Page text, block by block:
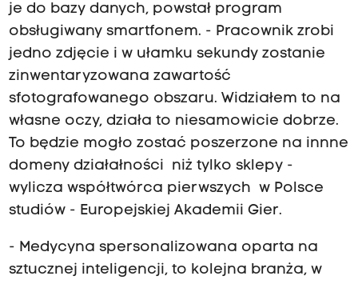
je do bazy danych, powstał program
obsługiwany smartfonem. - Pracownik zrobi
jedno zdjęcie i w ułamku sekundy zostanie
zinwentaryzowana zawartość
sfotografowanego obszaru. Widziałem to na
własne oczy, działa to niesamowicie dobrze.
To będzie mogło zostać poszerzone na innne
domeny działałności niż tylko sklepy -
wylicza współtwórca pierwszych w Polsce
studiów - Europejskiej Akademii Gier.
- Medycyna spersonalizowana oparta na
sztucznej inteligencji, to kolejna branża, w